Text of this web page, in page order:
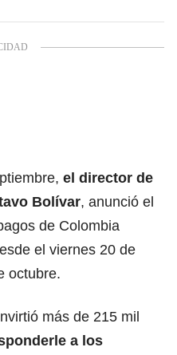
el director de
Bolívar, anunció el
de Colombia
el viernes 20 de
octubre.
más de 215 mil
a los